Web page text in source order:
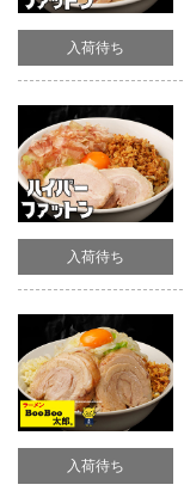
入荷待ち
入荷待ち
入荷待ち